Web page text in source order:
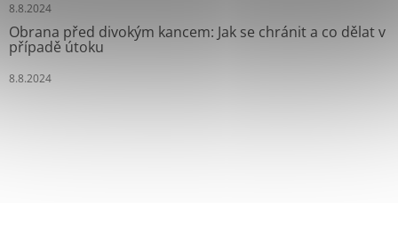
8.8.2024
Obrana před divokým kancem: Jak se chránit a co dělat v
případě útoku
8.8.2024